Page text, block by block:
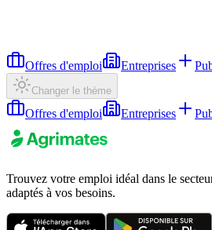
Offres d'emploi Entreprises
Changer le thème
Offres d'emploi Entreprises
Trouvez votre emploi idéal dans le
adaptés à vos besoins.